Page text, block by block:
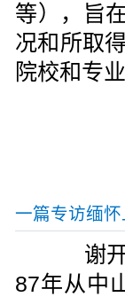
等），旨
况和所取
院校和专
一篇专访缅
谢开
87年从中